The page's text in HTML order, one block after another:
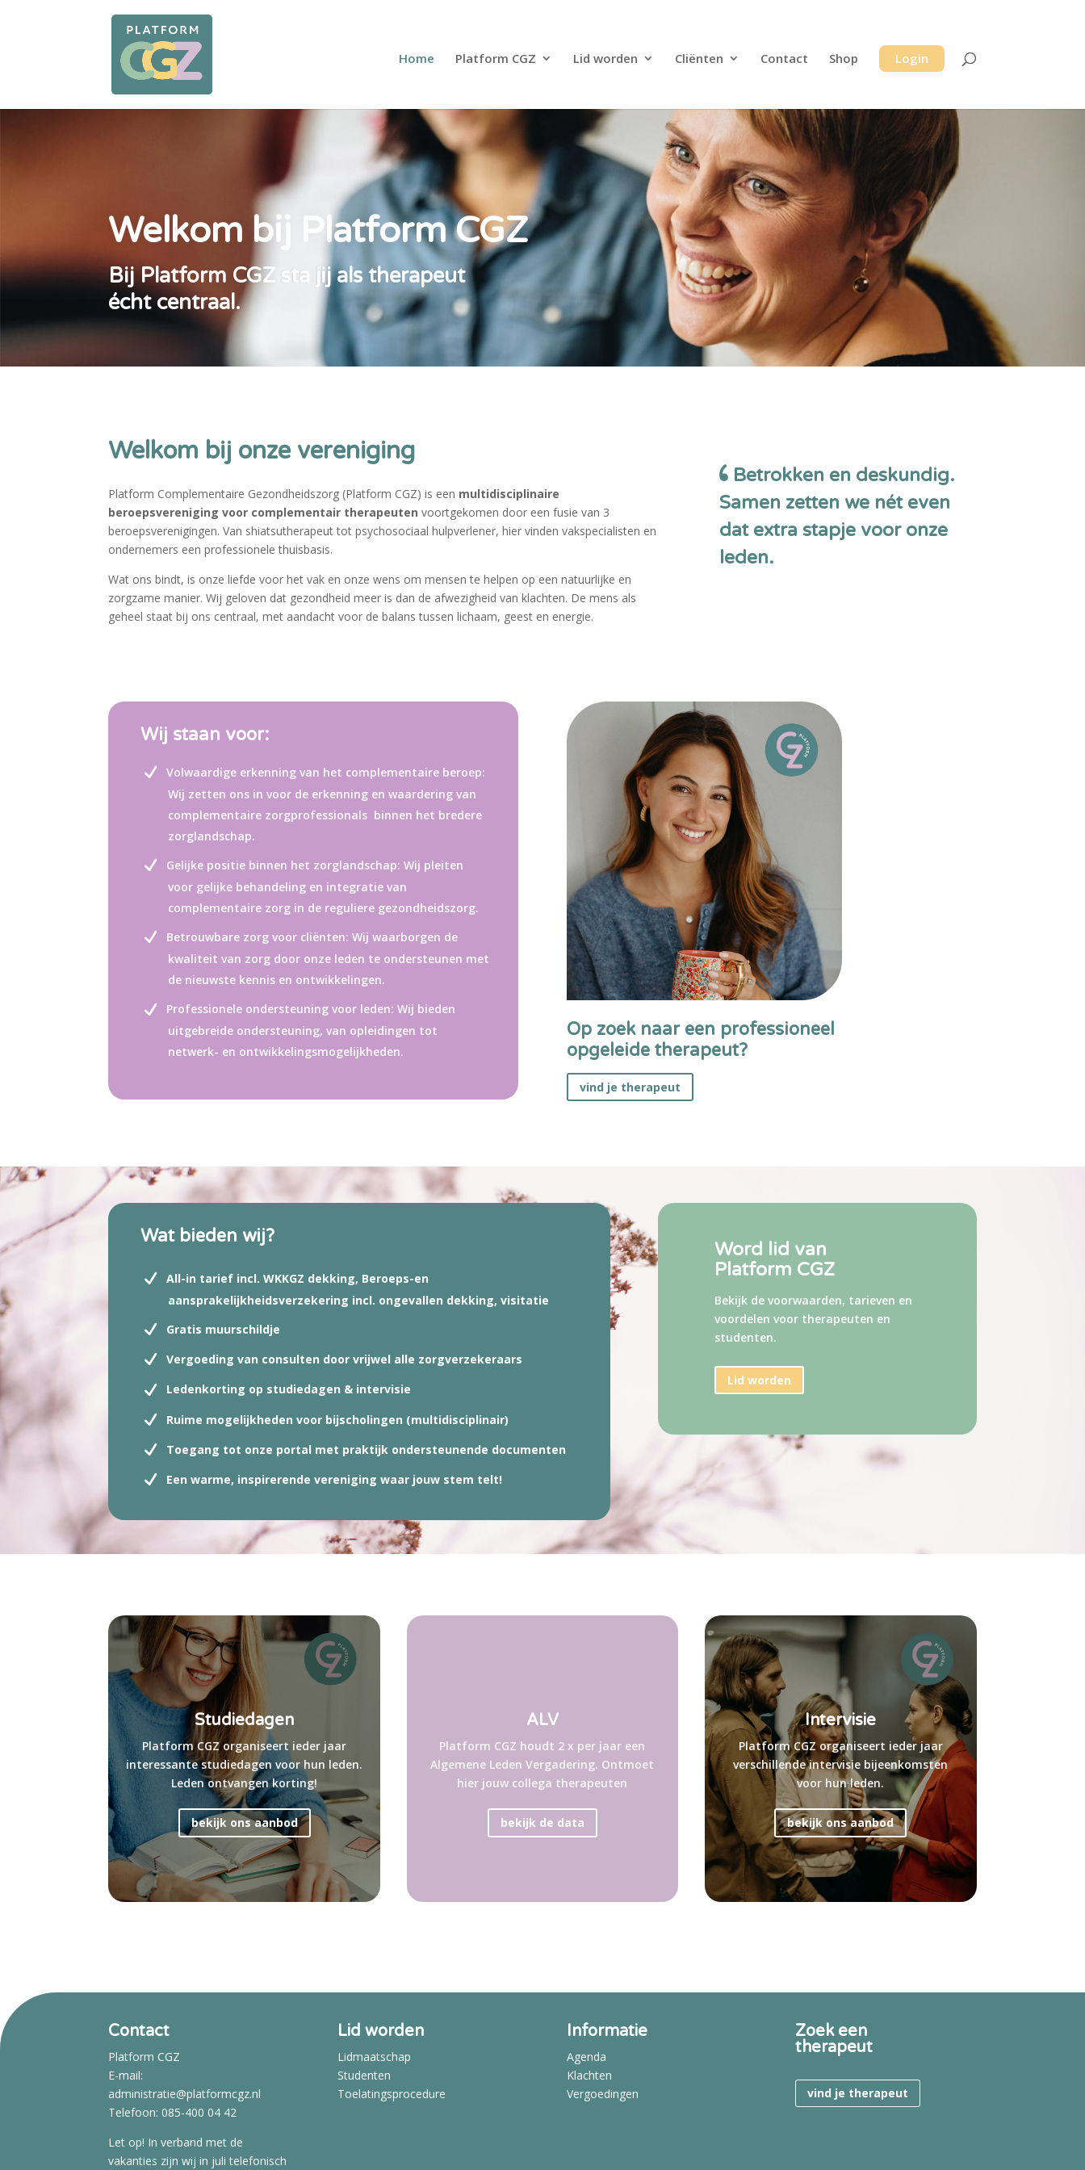
Home Platform CGZ Lid worden Cliënten Contact Shop Login
Welkom bij Platform CGZ
Bij Platform CGZ sta jij als therapeut
écht centraal.
Welkom bij onze vereniging
Platform Complementaire Gezondheidszorg (Platform CGZ) is een multidisciplinaire
beroepsvereniging voor complementair therapeuten voortgekomen door een fusie van 3
beroepsverenigingen. Van shiatsutherapeut tot psychosociaal hulpverlener, hier vinden vakspecialisten en
ondernemers een professionele thuisbasis.
Wat ons bindt, is onze liefde voor het vak en onze wens om mensen te helpen op een natuurlijke en
zorgzame manier. Wij geloven dat gezondheid meer is dan de afwezigheid van klachten. De mens als
geheel staat bij ons centraal, met aandacht voor de balans tussen lichaam, geest en energie.
Betrokken en deskundig.
Samen zetten we nét even
dat extra stapje voor onze
leden.
Wij staan voor:
Volwaardige erkenning van het complementaire beroep:
Wij zetten ons in voor de erkenning en waardering van
complementaire zorgprofessionals binnen het bredere
zorglandschap.
Gelijke positie binnen het zorglandschap: Wij pleiten
voor gelijke behandeling en integratie van
complementaire zorg in de reguliere gezondheidszorg.
Betrouwbare zorg voor cliënten: Wij waarborgen de
kwaliteit van zorg door onze leden te ondersteunen met
de nieuwste kennis en ontwikkelingen.
Professionele ondersteuning voor leden: Wij bieden
uitgebreide ondersteuning, van opleidingen tot
netwerk- en ontwikkelingsmogelijkheden.
Op zoek naar een professioneel
opgeleide therapeut?
vind je therapeut
Wat bieden wij?
All-in tarief incl. WKKGZ dekking, Beroeps-en
aansprakelijkheidsverzekering incl. ongevallen dekking, visitatie
Gratis muurschildje
Vergoeding van consulten door vrijwel alle zorgverzekeraars
Ledenkorting op studiedagen & intervisie
Ruime mogelijkheden voor bijscholingen (multidisciplinair)
Toegang tot onze portal met praktijk ondersteunende documenten
Een warme, inspirerende vereniging waar jouw stem telt!
Word lid van
Platform CGZ
Bekijk de voorwaarden, tarieven en
voordelen voor therapeuten en
studenten.
Lid worden
Studiedagen
Platform CGZ organiseert ieder jaar
interessante studiedagen voor hun leden.
Leden ontvangen korting!
bekijk ons aanbod
ALV
Platform CGZ houdt 2 x per jaar een
Algemene Leden Vergadering. Ontmoet
hier jouw collega therapeuten
bekijk de data
Intervisie
Platform CGZ organiseert ieder jaar
verschillende intervisie bijeenkomsten
voor hun leden.
bekijk ons aanbod
Contact
Platform CGZ
E-mail:
administratie@platformcgz.nl
Telefoon: 085-400 04 42
Let op! In verband met de
vakanties zijn wij in juli telefonisch
Lid worden
Lidmaatschap
Studenten
Toelatingsprocedure
Informatie
Agenda
Klachten
Vergoedingen
Zoek een
therapeut
vind je therapeut